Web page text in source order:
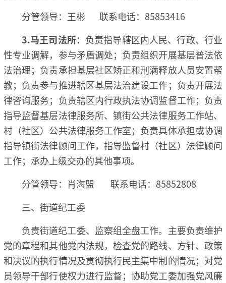
分管领导：王彬 联系电话：85853416
3.马王司法所： 负责指导辖区内人民、行政、行业
性专业调解，参与矛盾调处；负责组织开展基层普法依
法治理；负责承担基层社区矫正和刑满释放人员安置帮
教；负责参与推进辖区基层法治建设工作；负责开展法
律咨询服务；负责辖区内行政执法协调监督工作；负责
指导监督基层法律服务所、镇街公共法律服务工作站、
村（社区）公共法律服务工作室；负责具体承担或协调
指导镇街法律顾问工作，指导监督村（社区）法律顾问
工作；承办上级交办的其他事项。
分管领导：肖海盟 联系电话：85852808
三、街道纪工委
负责街道纪工委、监察组全盘工作。主要负责维护
党的章程和其他党内法规，检查党的路线、方针、政策
和决议的执行情况及贯彻执行民主集中制的情况；对党
员领导干部行使权力进行监督；协助党工委加强党风廉